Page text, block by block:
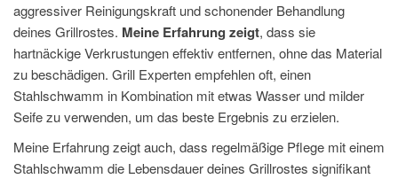
aggressiver Reinigungskraft und schonender Behandlung
deines Grillrostes. Meine Erfahrung zeigt, dass sie
hartnäckige Verkrustungen effektiv entfernen, ohne das Material
zu beschädigen. Grill Experten empfehlen oft, einen
Stahlschwamm in Kombination mit etwas Wasser und milder
Seife zu verwenden, um das beste Ergebnis zu erzielen.
Meine Erfahrung zeigt auch, dass regelmäßige Pflege mit einem
Stahlschwamm die Lebensdauer deines Grillrostes signifikant